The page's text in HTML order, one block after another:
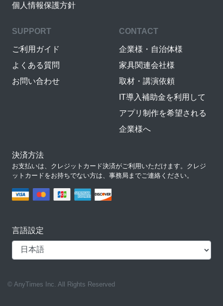
個人情報保護方針
SUPPORT
ご利用ガイド
よくある質問
お問い合わせ
CONTACT
企業様・自治体様
家具関連会社様
取材・講演依頼
IT導入補助金を利用して
アプリ制作を希望される
企業様へ
決済方法
お支払いは、クレジットカード決済がご利用いただけます。クレジ
ットカードをお持ちでない方は、事務局までご連絡ください。
言語設定
© AnyTimes Inc. All Rights Reserved